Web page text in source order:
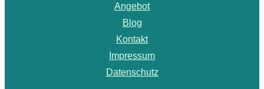
Angebot
Blog
Kontakt
Impressum
Datenschutz